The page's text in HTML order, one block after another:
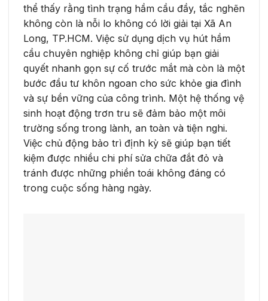
thể thấy rằng tình trạng hầm cầu đầy, tắc nghẽn
không còn là nỗi lo không có lời giải tại Xã An
Long, TP.HCM. Việc sử dụng dịch vụ hút hầm
cầu chuyên nghiệp không chỉ giúp bạn giải
quyết nhanh gọn sự cố trước mắt mà còn là một
bước đầu tư khôn ngoan cho sức khỏe gia đình
và sự bền vững của công trình. Một hệ thống vệ
sinh hoạt động trơn tru sẽ đảm bảo một môi
trường sống trong lành, an toàn và tiện nghi.
Việc chủ động bảo trì định kỳ sẽ giúp bạn tiết
kiệm được nhiều chi phí sửa chữa đắt đỏ và
tránh được những phiền toái không đáng có
trong cuộc sống hàng ngày.